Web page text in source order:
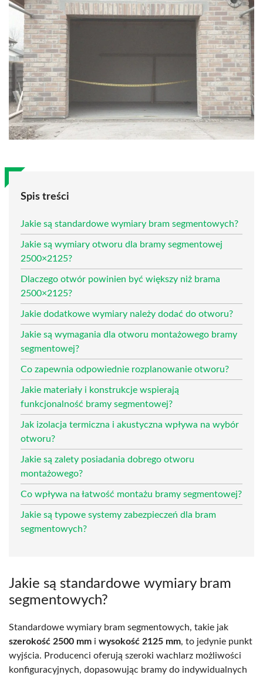
Spis treści
Jakie są standardowe wymiary bram segmentowych?
Jakie są wymiary otworu dla bramy segmentowej
2500×2125?
Dlaczego otwór powinien być większy niż brama
2500×2125?
Jakie dodatkowe wymiary należy dodać do otworu?
Jakie są wymagania dla otworu montażowego bramy
segmentowej?
Co zapewnia odpowiednie rozplanowanie otworu?
Jakie materiały i konstrukcje wspierają
funkcjonalność bramy segmentowej?
Jak izolacja termiczna i akustyczna wpływa na wybór
otworu?
Jakie są zalety posiadania dobrego otworu
montażowego?
Co wpływa na łatwość montażu bramy segmentowej?
Jakie są typowe systemy zabezpieczeń dla bram
segmentowych?
Jakie są standardowe wymiary bram
segmentowych?
Standardowe wymiary bram segmentowych, takie jak
szerokość 2500 mm i wysokość 2125 mm, to jedynie punkt
wyjścia. Producenci oferują szeroki wachlarz możliwości
konfiguracyjnych, dopasowując bramy do indywidualnych